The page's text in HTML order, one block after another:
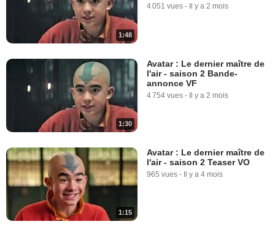
1:48
4 051 vues - Il y a 2 mois
1:30
Avatar : Le dernier maître de
l'air - saison 2 Bande-
annonce VF
4 754 vues - Il y a 2 mois
1:15
Avatar : Le dernier maître de
l'air - saison 2 Teaser VO
965 vues - Il y a 4 mois